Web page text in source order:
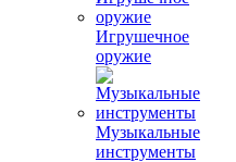
Игрушечное
оружие
Музыкальные
инструменты